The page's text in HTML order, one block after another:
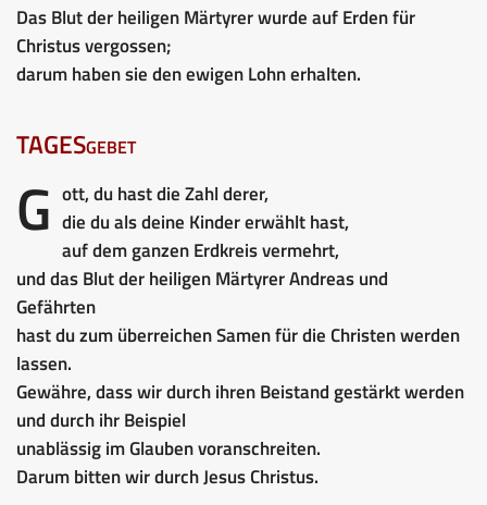
Das Blut der heiligen Märtyrer wurde auf Erden für
Christus vergossen;
darum haben sie den ewigen Lohn erhalten.
TAGESgebet
G ott, du hast die Zahl derer,
die du als deine Kinder erwählt hast,
auf dem ganzen Erdkreis vermehrt,
und das Blut der heiligen Märtyrer Andreas und
Gefährten
hast du zum überreichen Samen für die Christen werden
lassen.
Gewähre, dass wir durch ihren Beistand gestärkt werden
und durch ihr Beispiel
unablässig im Glauben voranschreiten.
Darum bitten wir durch Jesus Christus.